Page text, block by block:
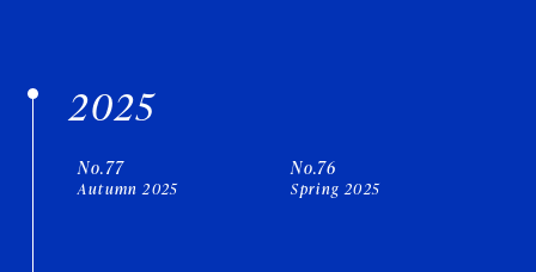
2025
No.77
Autumn 2025
No.76
Spring 2025